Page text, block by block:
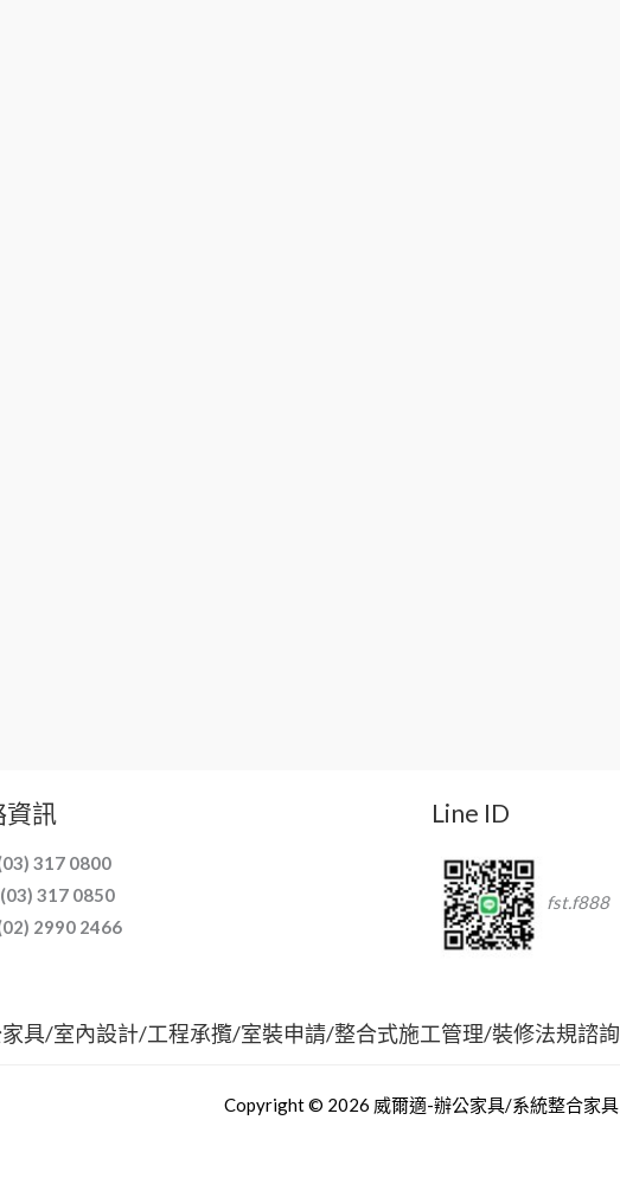
資訊
317 0800
317 0850
2990 2466
Line ID
fst.f888
具/室內設計/工程承攬/室裝申請/整合式施工管理/裝修法規諮詢
Copyright © 2026 威爾適-辦公家具/系統整合家具